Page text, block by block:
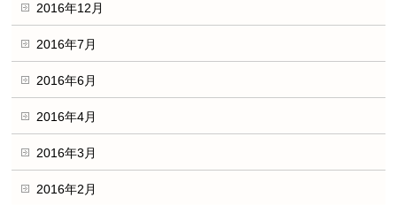
2016年12月
2016年7月
2016年6月
2016年4月
2016年3月
2016年2月